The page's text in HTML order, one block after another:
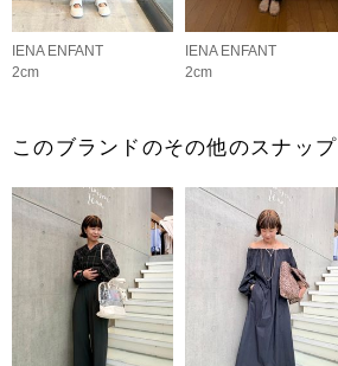
IENA ENFANT
2cm
IENA ENFANT
2cm
このブランドのその他のスナップ